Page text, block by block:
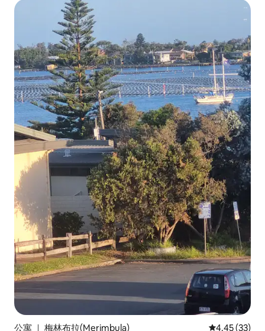
公寓 ｜ 梅林布拉(Merimbula) 平均评分
4.45 (33)